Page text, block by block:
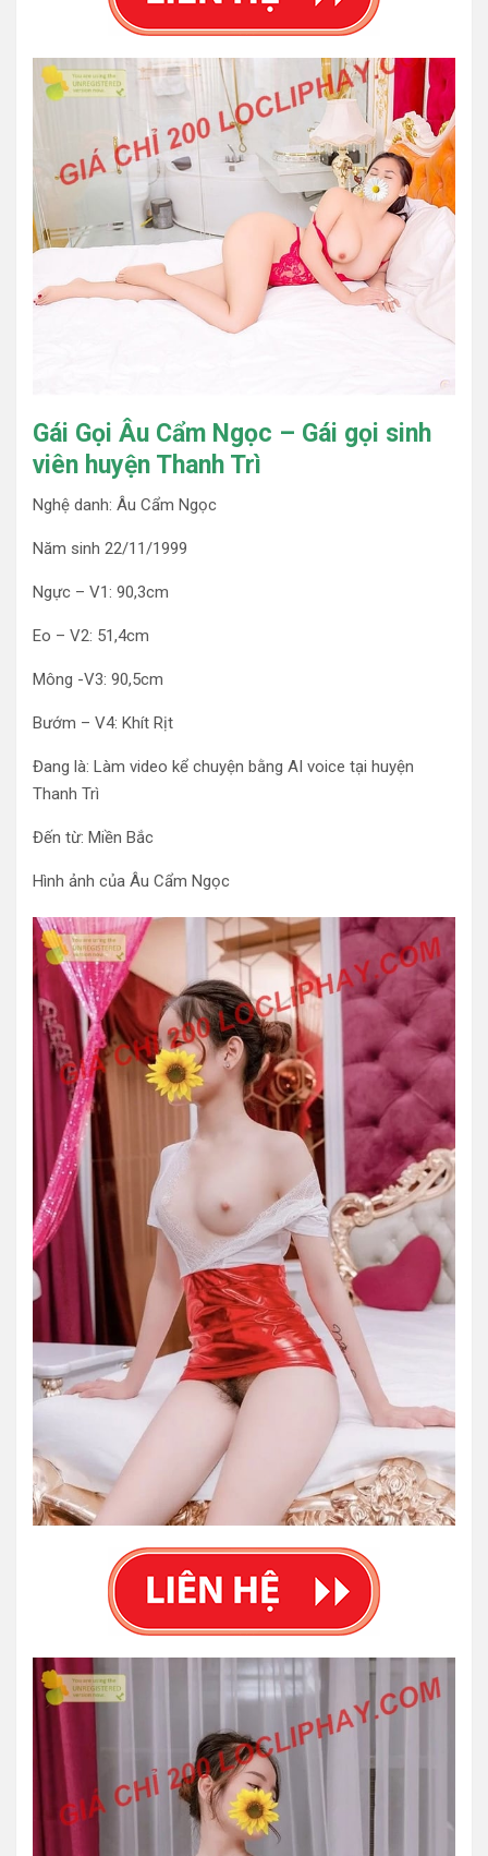
Gái Gọi Âu Cẩm Ngọc – Gái gọi sinh
viên huyện Thanh Trì
Nghệ danh: Âu Cẩm Ngọc
Năm sinh 22/11/1999
Ngực – V1: 90,3cm
Eo – V2: 51,4cm
Mông -V3: 90,5cm
Bướm – V4: Khít Rịt
Đang là: Làm video kể chuyện bằng AI voice tại huyện
Thanh Trì
Đến từ: Miền Bắc
Hình ảnh của Âu Cẩm Ngọc